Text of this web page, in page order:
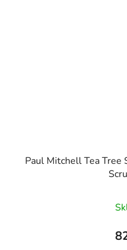
Paul Mitchell Tea Tree